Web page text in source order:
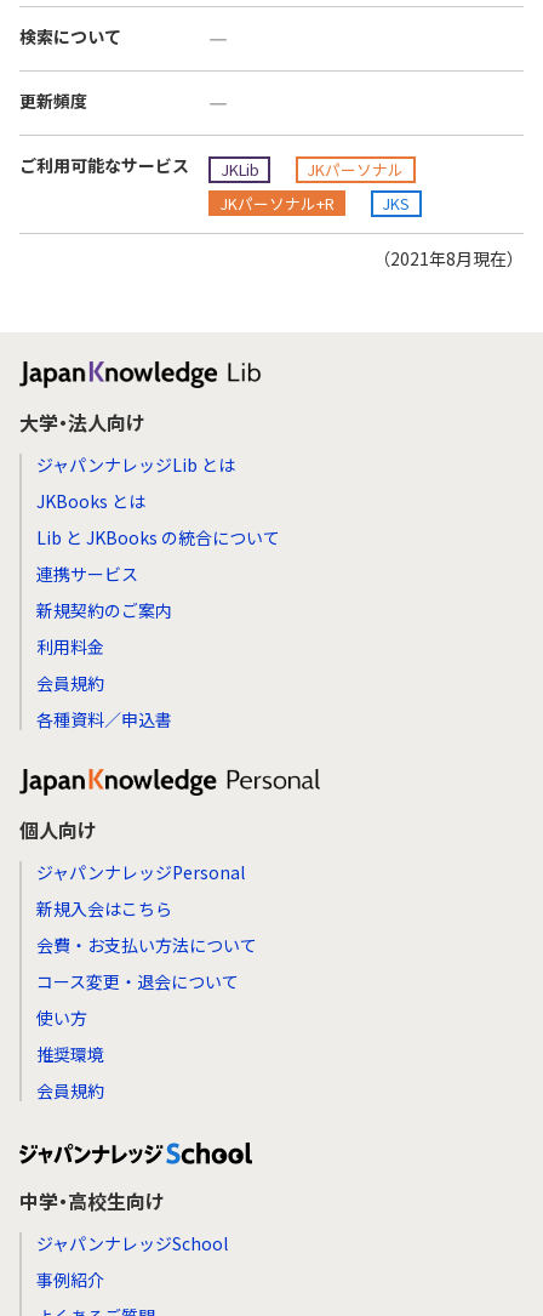
検索について ―
更新頻度 ―
ご利用可能なサービス JKLib
JKパーソナル
JKパーソナル+R
JKS
（2021年8月現在）
大学・法人向け
ジャパンナレッジLib とは
JKBooks とは
Lib と JKBooks の統合について
連携サービス
新規契約のご案内
利用料金
会員規約
各種資料／申込書
個人向け
ジャパンナレッジPersonal
新規入会はこちら
会費・お支払い方法について
コース変更・退会について
使い方
推奨環境
会員規約
中学・高校生向け
ジャパンナレッジSchool
事例紹介